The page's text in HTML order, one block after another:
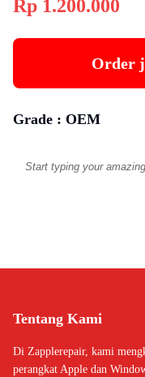
Rp 1.200.000
Order
Grade : OEM
Tentang Kami
Di Zapplerepair, kami
perangkat Apple dan